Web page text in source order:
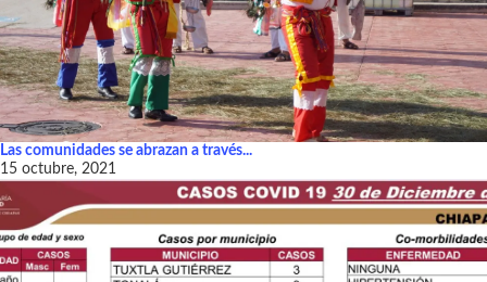
Las comunidades se abrazan a través...
15 octubre, 2021